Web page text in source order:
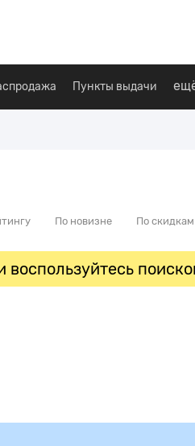
Пункты выдачи
По новизне По скидкам